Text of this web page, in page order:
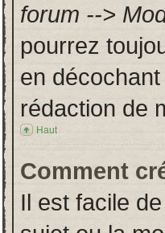
forum -->
pourrez
en
rédaction de
Haut
Comment
Il est facile